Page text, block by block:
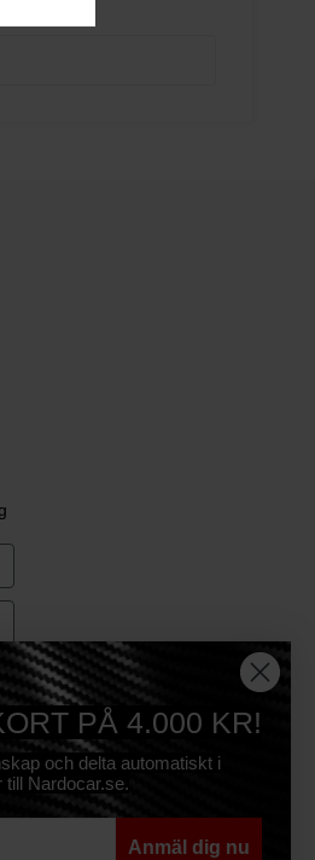
PÅ 4.000 KR!
och delta automatiskt i
Nardocar.se.
Anmäl dig nu